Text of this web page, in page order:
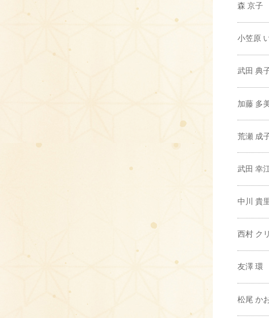
森 京子
小笠原
武田 典
加藤 多
荒瀬 成
武田 幸
中川 貴
西村 ク
友澤 環
松尾 か